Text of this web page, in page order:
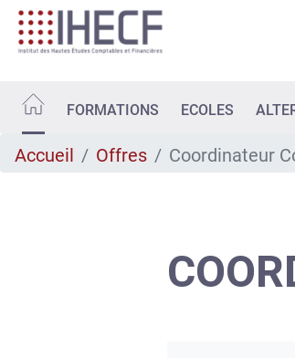
Aller
contenu
FORMATIONS ECOLES
Accueil Offres Coordinateur